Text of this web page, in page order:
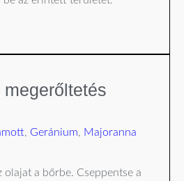
megerőltetés
, Geránium, Majoranna
olajat a bőrbe. Cseppentse a